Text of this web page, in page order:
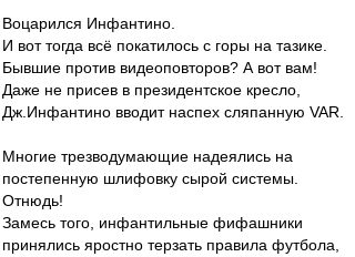
Воцарился Инфантино.
И вот тогда всё покатилось с горы на тазике.
Бывшие против видеоповторов? А вот вам!
Даже не присев в президентское кресло,
Дж.Инфантино вводит наспех сляпанную VAR.
Многие трезводумающие надеялись на
постепенную шлифовку сырой системы.
Отнюдь!
Замесь того, инфантильные фифашники
принялись яростно терзать правила футбола,